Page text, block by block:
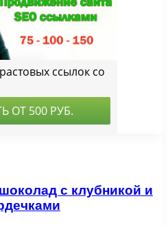
с клубникой и